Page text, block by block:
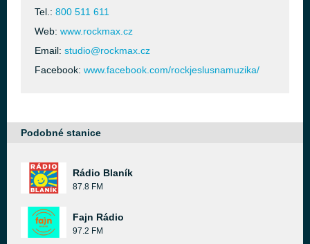
Tel.: 800 511 611
Web: www.rockmax.cz
Email: studio@rockmax.cz
Facebook: www.facebook.com/rockjeslusnamuzika/
Podobné stanice
Rádio Blaník
87.8 FM
Fajn Rádio
97.2 FM